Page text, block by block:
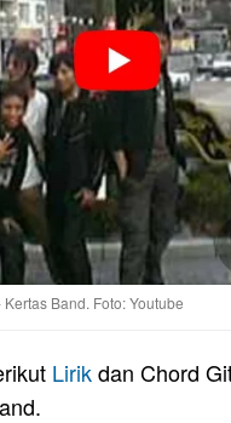
Band. Foto: Youtube
Lirikdan Chord